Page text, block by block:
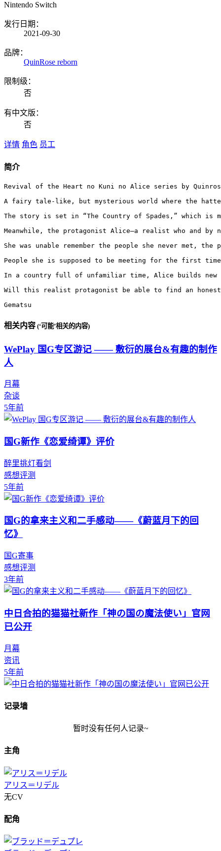
Nintendo Switch
发行日期：
2021-09-30
品牌：
QuinRose reborn
限制级：
否
有中文版：
否
详情 角色 员工
简介
Revival of the Heart no Kuni no Alice series by
A fairy tale-like, but mysterious world where the
The story is set in “The Country of Spades,” which is
Meanwhile, the protagonist Alice—a realist who and by
She was unable remember the people she never met,
People she is supposed to be meeting for the first time,
In a country full of unfamiliar time, Alice builds new
Will this realist protagonist be able to find an honest
Gematsu
相关内容 (‘可能’相关的内容)
WePlay 国G专区游记 —— 敷衍的展台&有趣的制作
人
月幕
杂谈
5年前
国G新作《恋爱绮谭》评价
醉里挑灯看剑
感想评测
5年前
国G的拿来主义和二手感动——《蔚蓝月下的回
忆》
国G寄事
感想评测
3年前
中日合拍的猫猫社新作「神の国の魔法使い」官网
已公开
月幕
资讯
5年前
记录墙
暂时没有任何人记录~
主角
アリス＝リデル
无CV
配角